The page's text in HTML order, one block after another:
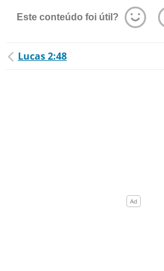
Este conteúdo foi útil?
Lucas 2:48